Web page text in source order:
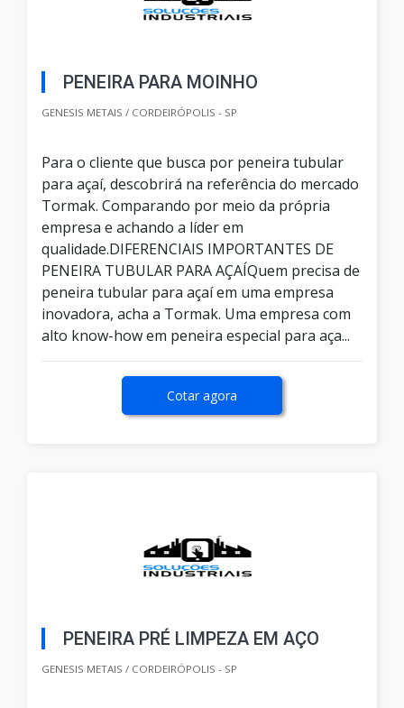
PENEIRA PARA MOINHO
GENESIS METAIS / CORDEIRÓPOLIS - SP
Para o cliente que busca por peneira tubular
para açaí, descobrirá na referência do mercado
Tormak. Comparando por meio da própria
empresa e achando a líder em
qualidade.DIFERENCIAIS IMPORTANTES DE
PENEIRA TUBULAR PARA AÇAÍQuem precisa de
peneira tubular para açaí em uma empresa
inovadora, acha a Tormak. Uma empresa com
alto know-how em peneira especial para aça...
Cotar agora
PENEIRA PRÉ LIMPEZA EM AÇO
GENESIS METAIS / CORDEIRÓPOLIS - SP